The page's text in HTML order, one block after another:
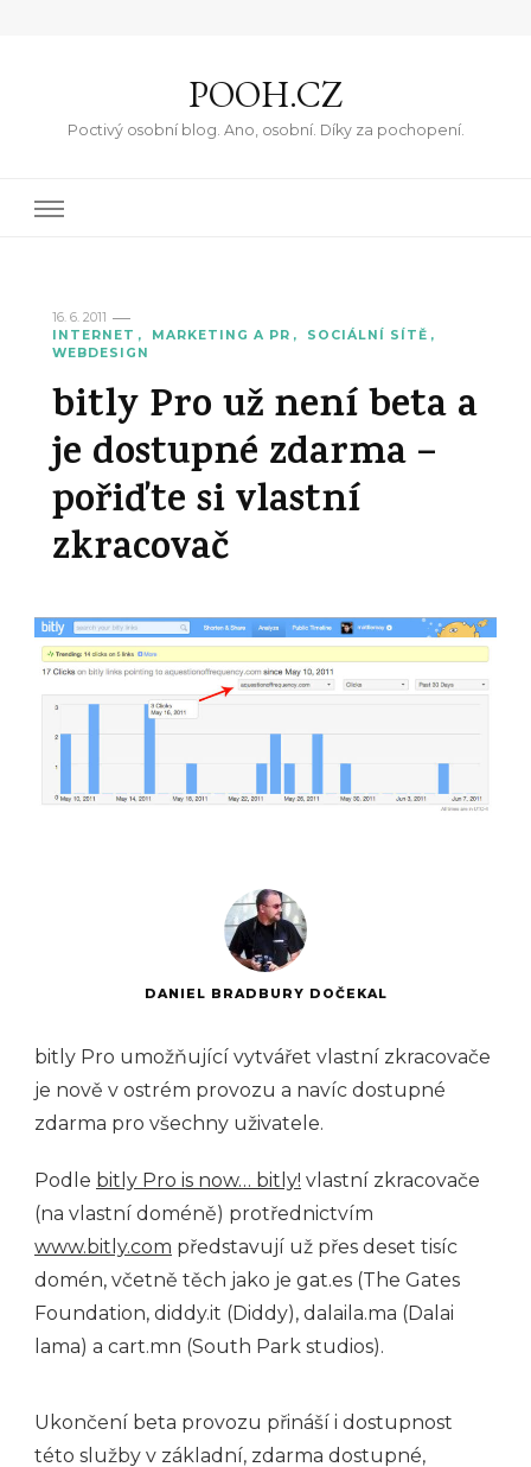
POOH.CZ
Poctivý osobní blog. Ano, osobní. Díky za pochopení.
16. 6. 2011
INTERNET
MARKETING A PR
SOCIÁLNÍ SÍTĚ
WEBDESIGN
bitly Pro už není beta a
je dostupné zdarma –
pořiďte si vlastní
zkracovač
DANIEL BRADBURY DOČEKAL
bitly Pro umožňující vytvářet vlastní zkracovače
je nově v ostrém provozu a navíc dostupné
zdarma pro všechny uživatele.
Podle bitly Pro is now… bitly! vlastní zkracovače
(na vlastní doméně) protřednictvím
www.bitly.com představují už přes deset tisíc
domén, včetně těch jako je gat.es (The Gates
Foundation, diddy.it (Diddy), dalaila.ma (Dalai
lama) a cart.mn (South Park studios).
Ukončení beta provozu přináší i dostupnost
této služby v základní, zdarma dostupné,